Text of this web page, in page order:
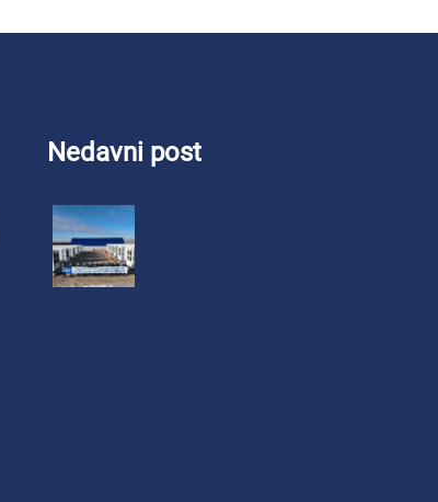
Nedavni post